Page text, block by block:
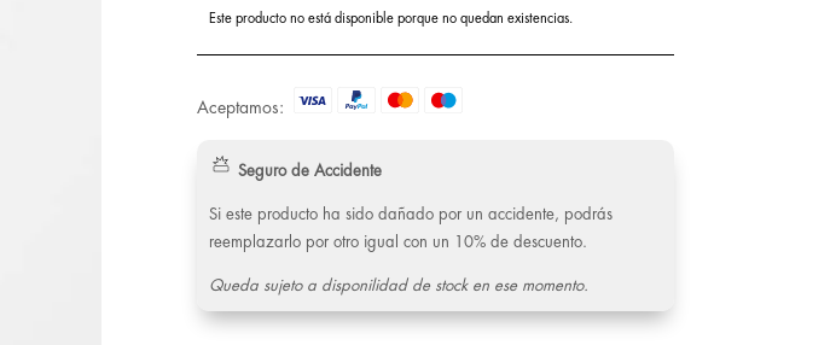
Este producto no está disponible porque no quedan existencias.
Aceptamos:
Seguro de Accidente
Si este producto ha sido dañado por un accidente, podrás
reemplazarlo por otro igual con un 10% de descuento.
Queda sujeto a disponilidad de stock en ese momento.